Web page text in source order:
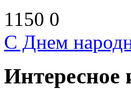
1150 0
С Днем
Интересное